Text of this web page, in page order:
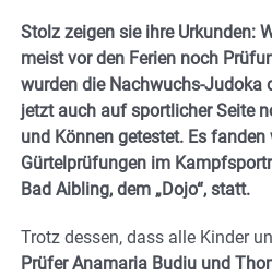
Stolz zeigen sie ihre Urkunden:
meist vor den Ferien noch
wurden die Nachwuchs-Judoka
jetzt auch auf sportlicher Seite
und Können getestet. Es fanden
Gürtelprüfungen im
Bad Aibling, dem „Dojo“, statt.
Trotz dessen, dass alle Kinder
Prüfer Anamaria Budiu und